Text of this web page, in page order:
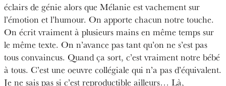
éclairs de génie alors que Mélanie est vachement sur
l’émotion et l’humour. On apporte chacun notre touche.
On écrit vraiment à plusieurs mains en même temps sur
le même texte. On n’avance pas tant qu’on ne s’est pas
tous convaincus. Quand ça sort, c’est vraiment notre bébé
à tous. C’est une oeuvre collégiale qui n’a pas d’équivalent.
Je ne sais pas si c’est reproductible ailleurs… Là,